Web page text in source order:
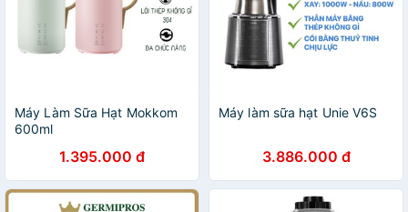
Máy Làm Sữa Hạt Mokkom
600ml
1.395.000 đ
Máy làm sữa hạt Unie V6S
3.886.000 đ